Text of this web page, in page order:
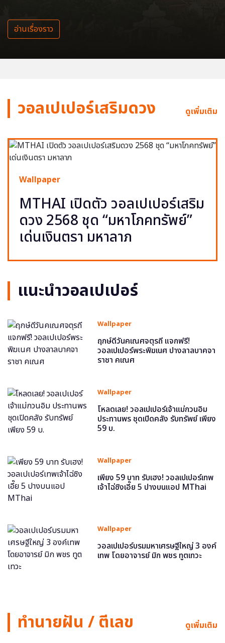
อ่านเรื่องราว
วอลเปเปอร์เสริมดวง ดูเพิ่มเติม
Wallpaper
MTHAI เปิดตัว วอลเปเปอร์เสริม
ดวง 2568 ชุด “มหาโภคทรัพย์”
เด่นเงินตรา มหาลาภ
แนะนำวอลเปเปอร์
Wallpaper
ฤกษ์ดีวันคเณศจตุรถี แจกฟรี!
วอลเปเปอร์พระพิฆเนศ ปางลาลบาคจา
ราชา คเณศ
Wallpaper
โหลดเลย! วอลเปเปอร์เจ้าแม่กวนอิม
ประทานพร ชุดเปิดคลัง รับทรัพย์ เพียง
59 บ.
Wallpaper
เพียง 59 บาท รับเฮง! วอลเปเปอร์เทพ
เจ้าไฉ่ซิงเอี๊ย 5 ปางบนแอป MThai
Wallpaper
วอลเปเปอร์บรมมหาเศรษฐีใหญ่ 3 องค์
เทพ โดยอาจารย์ มิก พชร ทูตเทวะ
ทำนายฝัน / ตีเลข ดูเพิ่มเติม